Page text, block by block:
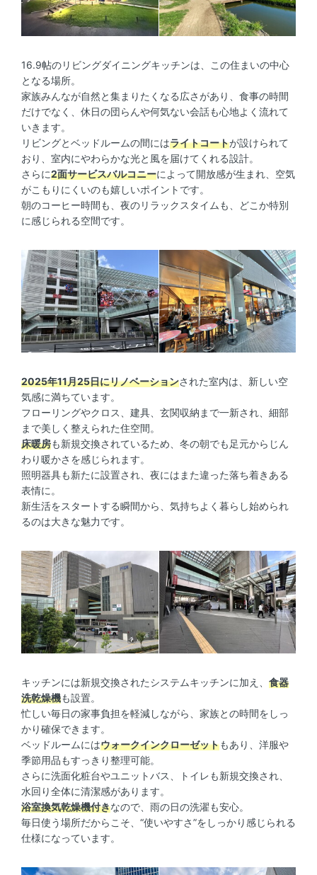
16.9帖のリビングダイニングキッチンは、この住まいの中心
となる場所。
家族みんなが自然と集まりたくなる広さがあり、食事の時間
だけでなく、休日の団らんや何気ない会話も心地よく流れて
いきます。
リビングとベッドルームの間にはライトコートが設けられて
おり、室内にやわらかな光と風を届けてくれる設計。
さらに2面サービスバルコニーによって開放感が生まれ、空気
がこもりにくいのも嬉しいポイントです。
朝のコーヒー時間も、夜のリラックスタイムも、どこか特別
に感じられる空間です。
2025年11月25日にリノベーションされた室内は、新しい空
気感に満ちています。
フローリングやクロス、建具、玄関収納まで一新され、細部
まで美しく整えられた住空間。
床暖房も新規交換されているため、冬の朝でも足元からじん
わり暖かさを感じられます。
照明器具も新たに設置され、夜にはまた違った落ち着きある
表情に。
新生活をスタートする瞬間から、気持ちよく暮らし始められ
るのは大きな魅力です。
キッチンには新規交換されたシステムキッチンに加え、 食器
洗乾燥機も設置。
忙しい毎日の家事負担を軽減しながら、家族との時間をしっ
かり確保できます。
ベッドルームにはウォークインクローゼットもあり、洋服や
季節用品もすっきり整理可能。
さらに洗面化粧台やユニットバス、トイレも新規交換され、
水回り全体に清潔感があります。
浴室換気乾燥機付きなので、雨の日の洗濯も安心。
毎日使う場所だからこそ、“使いやすさ”をしっかり感じられる
仕様になっています。